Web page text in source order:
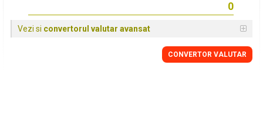
Vezi si convertorul valutar avansat
CONVERTOR VALUTAR